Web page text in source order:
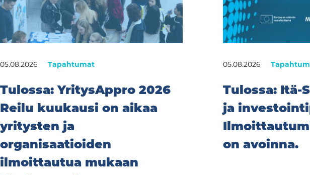
05.08.2026 Tapahtumat
Tulossa: YritysAppro 2026
Reilu kuukausi on aikaa
yritysten ja
organisaatioiden
ilmoittautua mukaan
05.08.2026
Tulossa: Itä-
ja
on avoinna.